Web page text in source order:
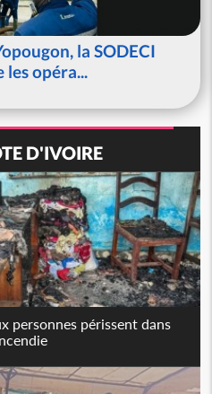
la SODECI
les opéra...
D'IVOIRE
personnes périssent dans